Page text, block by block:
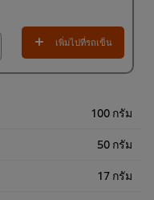
เพิ่มไปที่รถเข็น
100 กรัม
50 กรัม
17 กรัม